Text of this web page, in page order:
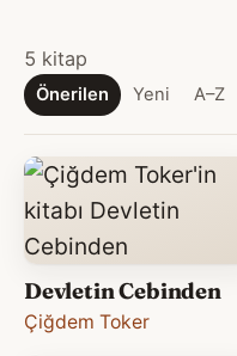
5 kitap
Önerilen Yeni A–Z
Devletin Cebinden
Çiğdem Toker